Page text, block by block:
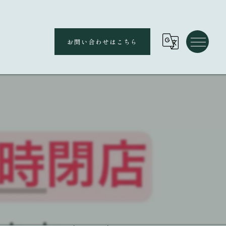
お問い合わせはこちら